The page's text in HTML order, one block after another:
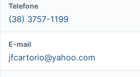
Telefone
(38) 3757-1199
E-mail
jfcartorio@yahoo.com